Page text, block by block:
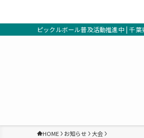
ピックルボール普及活動推進中 | 千
HOME お知らせ 大会